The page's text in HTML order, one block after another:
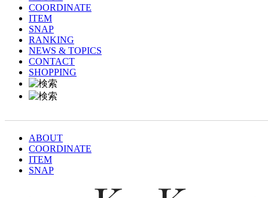
COORDINATE
ITEM
SNAP
RANKING
NEWS & TOPICS
CONTACT
SHOPPING
ABOUT
COORDINATE
ITEM
SNAP